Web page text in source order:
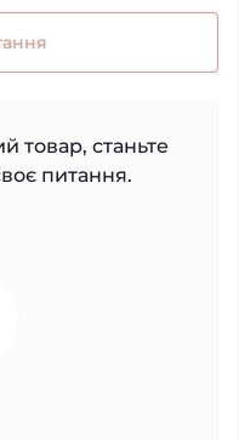
товар, станьте
питання.